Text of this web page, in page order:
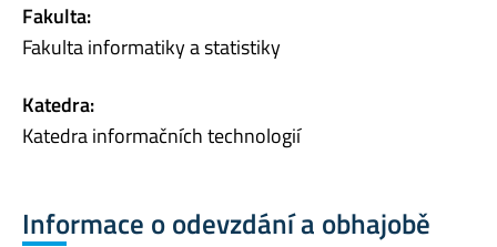
Fakulta:
Fakulta informatiky a statistiky
Katedra:
Katedra informačních technologií
Informace o odevzdání a obhajobě